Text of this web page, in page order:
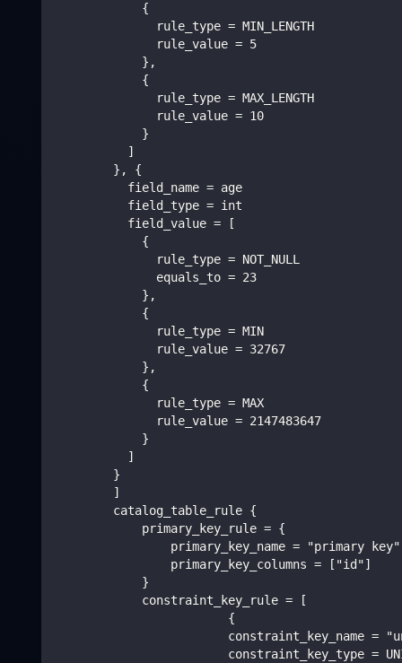
            {
              rule_type = MIN_LENGTH
              rule_value = 5
            },
            {
              rule_type = MAX_LENGTH
              rule_value = 10
            }
          ]
        }, {
          field_name = age
          field_type = int
          field_value = [
            {
              rule_type = NOT_NULL
              equals_to = 23
            },
            {
              rule_type = MIN
              rule_value = 32767
            },
            {
              rule_type = MAX
              rule_value = 2147483647
            }
          ]
        }
        ]
        catalog_table_rule {
            primary_key_rule = {
                primary_key_name = "primary key"
                primary_key_columns = ["id"]
            }
            constraint_key_rule = [
                        {
constraint_key_name =
constraint_key_type =